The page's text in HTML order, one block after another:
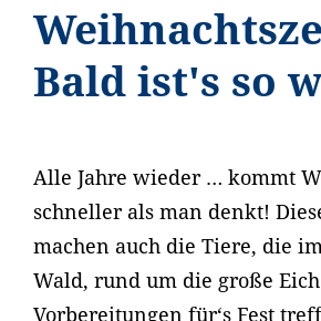
Bald ist's so
Alle Jahre wieder … kommt
schneller als man denkt!
machen auch die Tiere, die
Wald, rund um die große
Vorbereitungen für‘s Fest